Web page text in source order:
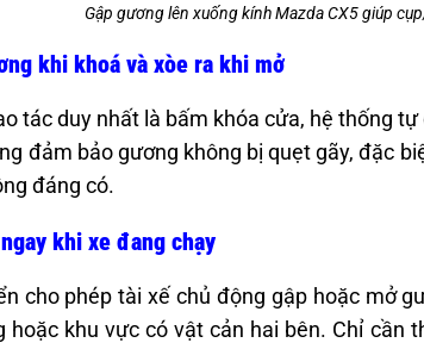
Gập gương lên xuống kính Mazda CX5 giúp
khi khoá và xòe ra khi mở
tác duy nhất là bấm khóa cửa, hệ thống
đảm bảo gương không bị quẹt gãy, đặc
đáng có.
khi xe đang chạy
cho phép tài xế chủ động gập hoặc mở
hoặc khu vực có vật cản hai bên. Chỉ cần